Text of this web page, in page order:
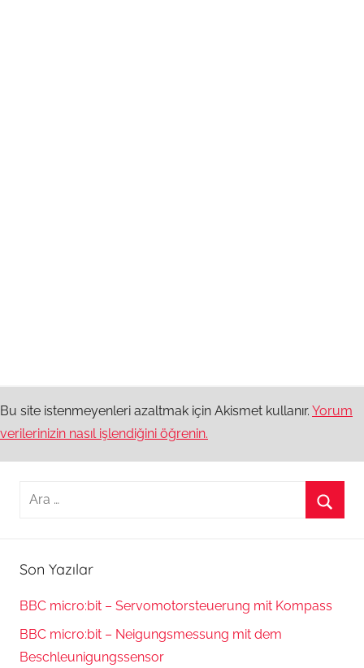
Bu site istenmeyenleri azaltmak için Akismet kullanır. Yorum
verilerinizin nasıl işlendiğini öğrenin.
Arama:
Son Yazılar
BBC micro:bit – Servomotorsteuerung mit Kompass
BBC micro:bit – Neigungsmessung mit dem
Beschleunigungssensor